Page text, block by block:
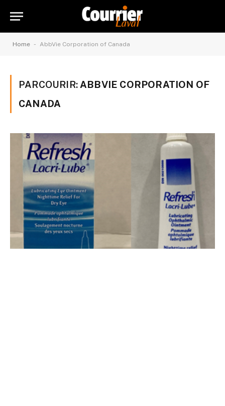
Home - AbbVie Corporation of Canada
PARCOURIR: ABBVIE CORPORATION OF
CANADA